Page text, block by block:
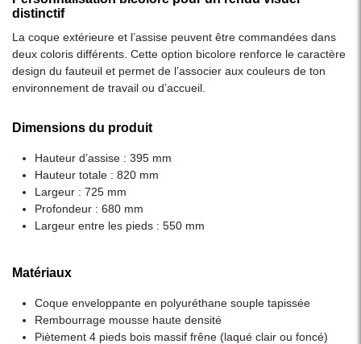
distinctif
La coque extérieure et l’assise peuvent être commandées dans
deux coloris différents. Cette option bicolore renforce le caractère
design du fauteuil et permet de l’associer aux couleurs de ton
environnement de travail ou d’accueil.
Dimensions du produit
Hauteur d’assise : 395 mm
Hauteur totale : 820 mm
Largeur : 725 mm
Profondeur : 680 mm
Largeur entre les pieds : 550 mm
Matériaux
Coque enveloppante en polyuréthane souple tapissée
Rembourrage mousse haute densité
Piètement 4 pieds bois massif frêne (laqué clair ou foncé)